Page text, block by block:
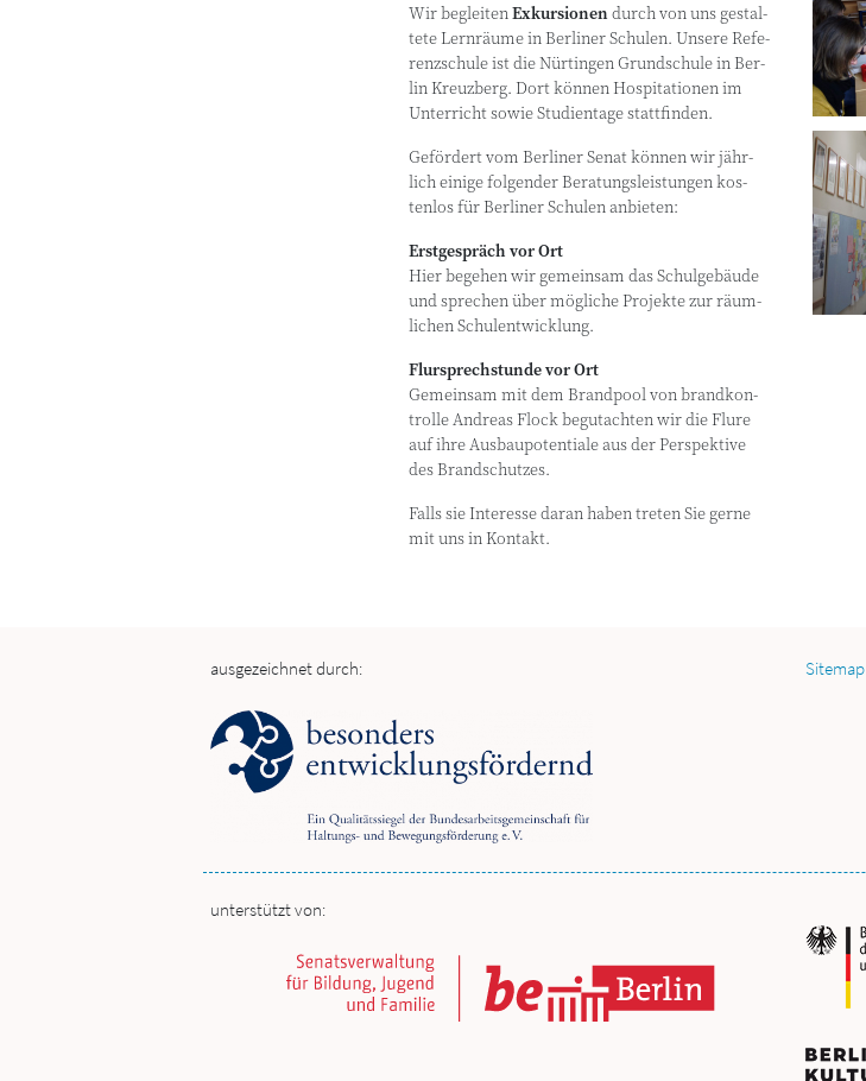
Wir beglei­tenExkur­sio­nendurch von uns gestal­
te­te Lern­räu­me in Ber­li­ner Schu­len. Unse­re Refe­
renz­schu­le ist die Nür­tin­gen Grund­schu­le in Ber­
lin Kreuz­berg. Dort kön­nen Hos­pi­ta­tio­nen im
Unter­richt sowie Stu­di­en­ta­ge stattfinden.
Geför­dert vom Ber­li­ner Senat kön­nen wir jähr­
lich eini­ge fol­gen­der Bera­tungs­leis­tun­gen kos­
ten­los für Ber­li­ner Schu­len anbieten:
Erst­ge­spräch vor Ort
Hier bege­hen wir gemein­sam das Schul­ge­bäu­de
und spre­chen über mög­li­che Pro­jek­te zur räum­
li­chen Schulentwicklung.
Flur­sprech­stun­de vor Ort
Gemein­sam mit dem Brand­pool von brand­kon­
trol­le Andre­as Flock begut­ach­ten wir die Flu­re
auf ihre Aus­bau­po­ten­tia­le aus der Per­spek­ti­ve
des Brandschutzes.
Falls sie Inter­es­se dar­an haben tre­ten Sie ger­ne
mit uns in Kontakt.
ausgezeichnet durch: Sitemap
unterstützt von: